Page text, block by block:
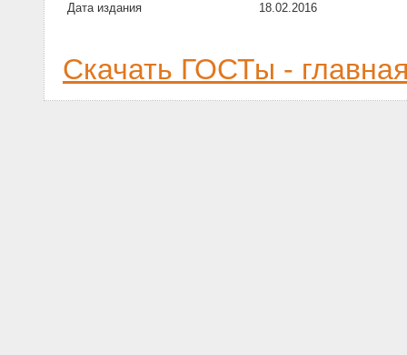
Дата издания
18.02.2016
Скачать ГОСТы -